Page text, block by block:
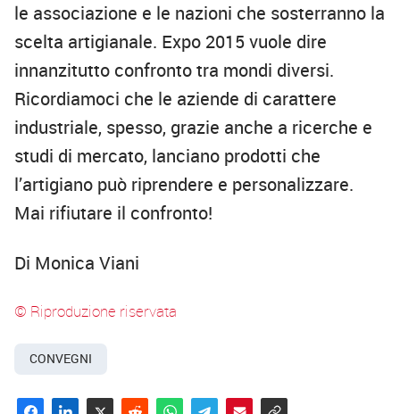
le associazione e le nazioni che sosterranno la
scelta artigianale. Expo 2015 vuole dire
innanzitutto confronto tra mondi diversi.
Ricordiamoci che le aziende di carattere
industriale, spesso, grazie anche a ricerche e
studi di mercato, lanciano prodotti che
l’artigiano può riprendere e personalizzare.
Mai rifiutare il confronto!
Di Monica Viani
© Riproduzione riservata
CONVEGNI